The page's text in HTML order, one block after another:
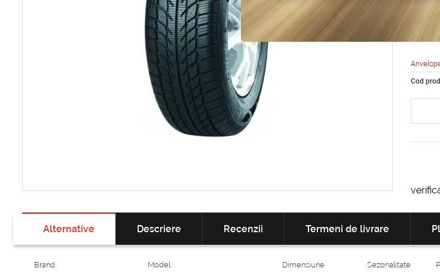
Cod
Alternative Descriere Recenzii Termeni de livrare
Brand Model Dimensiune Sezonalitate